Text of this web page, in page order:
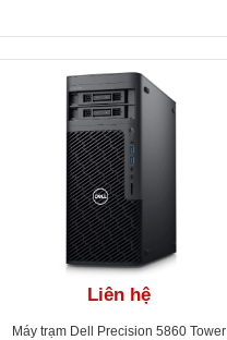
Liên hệ
Máy trạm Dell Precision 5860 Tower